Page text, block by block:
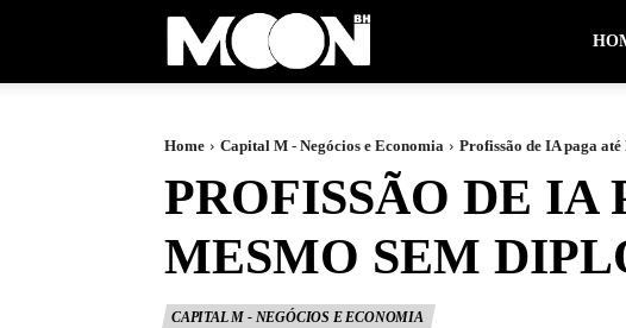
Home Capital M - Negócios e Economia Profissão de IA paga
PROFISSÃO DE IA
MESMO SEM
CAPITAL M - NEGÓCIOS E ECONOMIA